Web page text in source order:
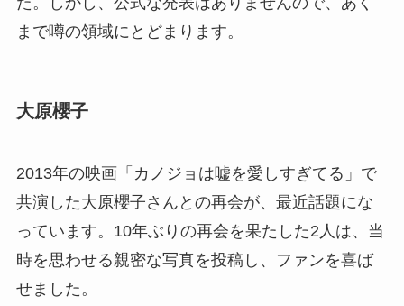
まで噂の領域にとどまります。
大原櫻子
2013年の映画「カノジョは嘘を愛しすぎてる」で
共演した大原櫻子さんとの再会が、最近話題にな
っています。10年ぶりの再会を果たした2人は、当
時を思わせる親密な写真を投稿し、ファンを喜ば
せました。